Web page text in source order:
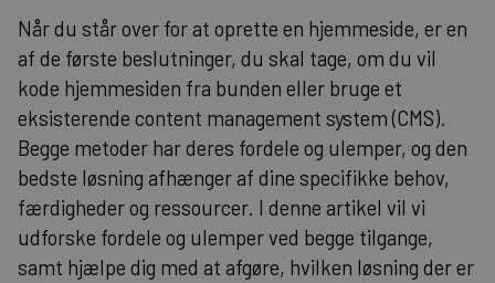
Når du står over for at oprette en hjemmeside, er en
af de første beslutninger, du skal tage, om du vil
kode hjemmesiden fra bunden eller bruge et
eksisterende content management system (CMS).
Begge metoder har deres fordele og ulemper, og den
bedste løsning afhænger af dine specifikke behov,
færdigheder og ressourcer. I denne artikel vil vi
udforske fordele og ulemper ved begge tilgange,
samt hjælpe dig med at afgøre, hvilken løsning der er